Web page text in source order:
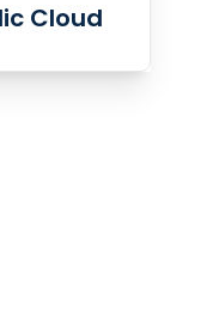
Cloud